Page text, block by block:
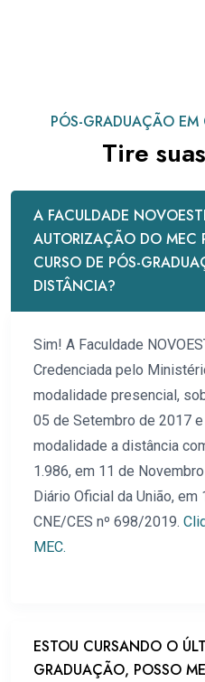
PÓS-GRADUAÇÃO EM
Tire
A FACULDADE
AUTORIZAÇÃO DO MEC
CURSO DE PÓS-
DISTÂNCIA?
Sim! A Faculdade
Credenciada pelo
modalidade presencial,
05 de Setembro de 2017
modalidade a distância
1.986, em 11 de
Diário Oficial da União,
CNE/CES nº 698/2019.
MEC.
ESTOU CURSANDO O
GRADUAÇÃO, POSSO